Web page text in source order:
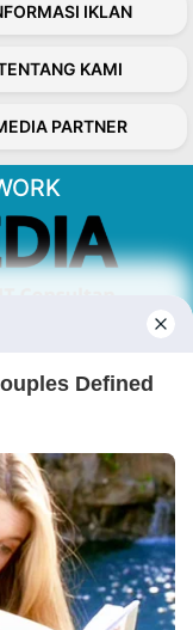
IKLAN
KAMI
PARTNER
aktual dan
berbaik sangka
yang tepat.